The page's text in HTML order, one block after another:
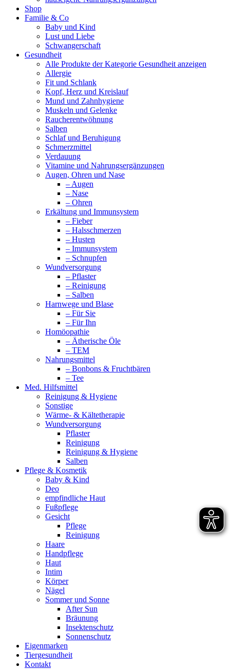
Shop
Familie & Co
Baby und Kind
Lust und Liebe
Schwangerschaft
Gesundheit
Alle Produkte der Kategorie Gesundheit anzeigen
Allergie
Fit und Schlank
Kopf, Herz und Kreislauf
Mund und Zahnhygiene
Muskeln und Gelenke
Raucherentwöhnung
Salben
Schlaf und Beruhigung
Schmerzmittel
Verdauung
Vitamine und Nahrungsergänzungen
Augen, Ohren und Nase
– Augen
– Nase
– Ohren
Erkältung und Immunsystem
– Fieber
– Halsschmerzen
– Husten
– Immunsystem
– Schnupfen
Wundversorgung
– Pflaster
– Reinigung
– Salben
Harnwege und Blase
– Für Sie
– Für Ihn
Homöopathie
– Ätherische Öle
– TEM
Nahrungsmittel
– Bonbons & Fruchtbären
– Tee
Med. Hilfsmittel
Reinigung & Hygiene
Sonstige
Wärme- & Kältetherapie
Wundversorgung
Pflaster
Reinigung
Reinigung & Hygiene
Salben
Pflege & Kosmetik
Baby & Kind
Deo
empfindliche Haut
Fußpflege
Gesicht
Pflege
Reinigung
Haare
Handpflege
Haut
Intim
Körper
Nägel
Sommer und Sonne
After Sun
Bräunung
Insektenschutz
Sonnenschutz
Eigenmarken
Tiergesundheit
Kontakt